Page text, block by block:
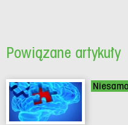
Powiązane artykuły